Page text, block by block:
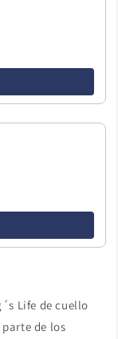
Life de cuello
de los